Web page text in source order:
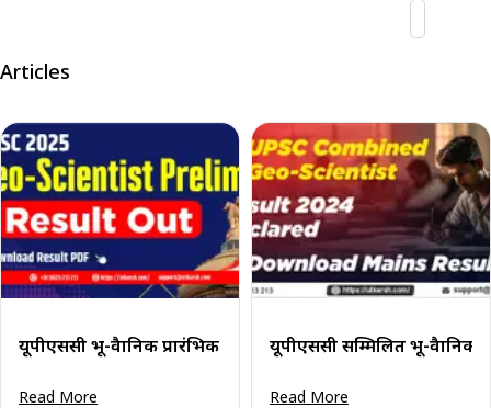
Articles
यूपीएससी भू-वैज्ञानिक प्रारंभिक परिणाम 2025 (जारी): अपना
Read More
यूपीएससी सम्मिलित भू-वैज्ञानिक
Read More